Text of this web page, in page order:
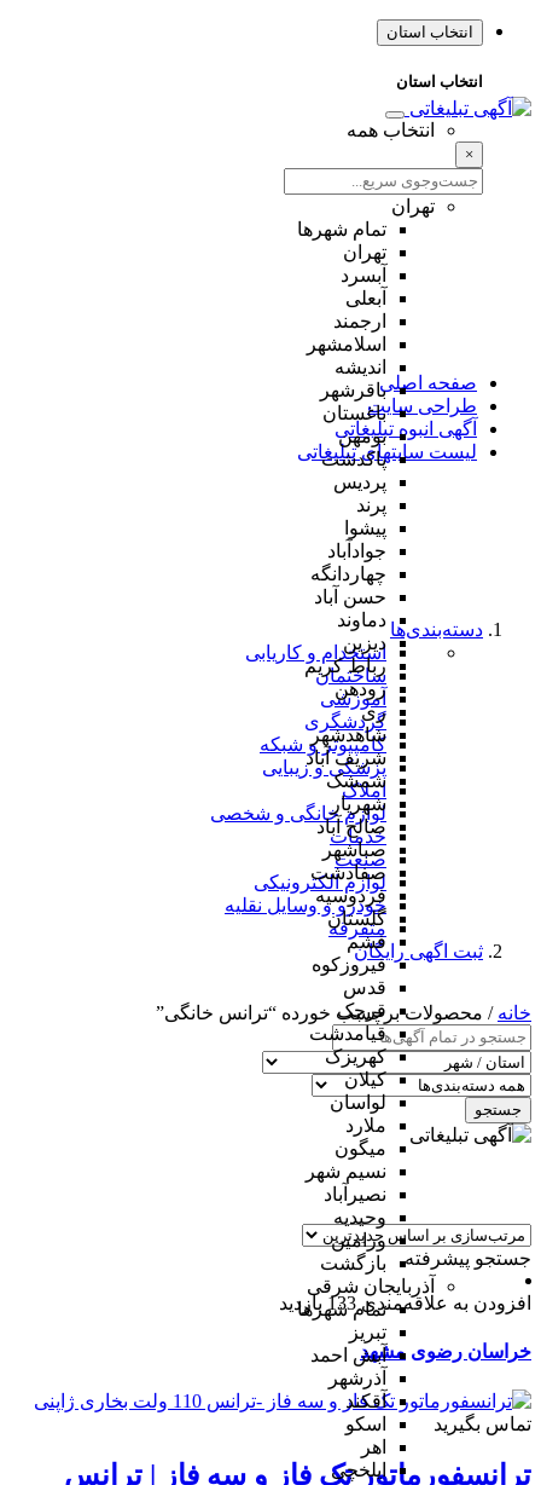
انتخاب استان
انتخاب استان
انتخاب همه
×
تهران
تمام شهر‌ها
تهران
آبسرد
آبعلی
ارجمند
اسلامشهر
اندیشه
باقرشهر
باغستان
بومهن
پاکدشت
پردیس
پرند
پیشوا
جوادآباد
چهاردانگه
حسن آباد
دماوند
دیزین
رباط کریم
رودهن
ری
شاهدشهر
شریف آباد
شمشک
شهریار
صالح آباد
صباشهر
صفادشت
فردوسیه
گلستان
فشم
فیروزکوه
قدس
قرچک
قیامدشت
کهریزک
کیلان
لواسان
ملارد
میگون
نسیم شهر
نصیرآباد
وحیدیه
ورامین
بازگشت
آذربایجان شرقی
تمام شهر‌ها
تبریز
آبش احمد
آذرشهر
آقکند
اسکو
اهر
ایلخچی
صفحه اصلی
طراحی سایت
آگهی انبوه تبلیغاتی
لیست سایتهای تبلیغاتی
دسته‌بندی‌ها
استخدام و کاریابی
ساختمان
آموزشی
گردشگری
کامپیوتر و شبکه
پزشکی و زیبایی
املاک
لوازم خانگی و شخصی
خدمات
صنعت
لوازم الکترونیکی
خودرو و وسایل نقلیه
متفرقه
ثبت اگهی رایگان
خانه / محصولات برچسب خورده “ترانس خانگی”
جستجو
جستجو پیشرفته
افزودن به علاقه‌مندی 133 بازدید
خراسان رضوی مشهد
تماس بگیرید
ترانسفورماتور تک فاز و سه فاز | ترانس